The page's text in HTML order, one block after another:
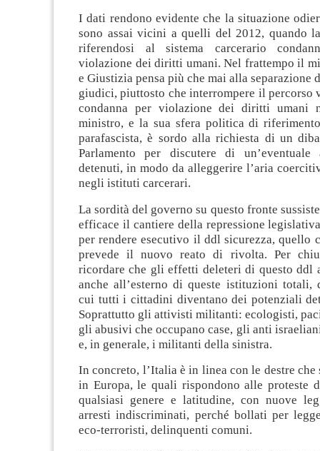
I dati rendono evidente che la situazione
sono assai vicini a quelli del 2012, quando
riferendosi al sistema carcerario
violazione dei diritti umani. Nel frattempo il
e Giustizia pensa più che mai alla separazione
giudici, piuttosto che interrompere il percorso
condanna per violazione dei diritti umani
ministro, e la sua sfera politica di
parafascista, è sordo alla richiesta di un
Parlamento per discutere di
detenuti, in modo da alleggerire l’aria
negli istituti carcerari.
La sordità del governo su questo fronte
efficace il cantiere della repressione
per rendere esecutivo il ddl sicurezza, quello
prevede il nuovo reato di rivolta. Per
ricordare che gli effetti deleteri di questo ddl
anche all’esterno di queste istituzioni totali,
cui tutti i cittadini diventano dei potenziali
Soprattutto gli attivisti militanti: ecologisti,
gli abusivi che occupano case, gli anti
e, in generale, i militanti della sinistra.
In concreto, l’Italia è in linea con le destre che
in Europa, le quali rispondono alle proteste
qualsiasi genere e latitudine, con nuove
arresti indiscriminati, perché bollati per
eco-terroristi, delinquenti comuni.